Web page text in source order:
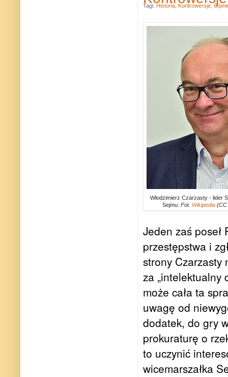
Włodzimierz Czarzasty - lider
Sejmu: Fot. Wikipedia (CC
Jeden zaś poseł
przestępstwa i
strony Czarzasty
za „intelektualny
może cała ta
uwagę od
dodatek, do gry
prokuraturę o
to uczynić
wicemarszałka
Tagi: Historia Kontrowersje